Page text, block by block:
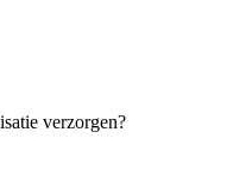
verzorgen?